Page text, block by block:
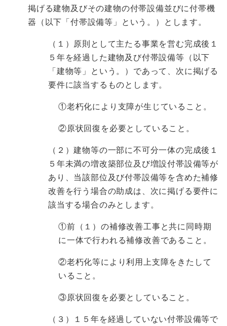
掲げる建物及びその建物の付帯設備並びに付帯機
器（以下「付帯設備等」という。）とします。
（１）原則として主たる事業を営む完成後１
５年を経過した建物及び付帯設備等（以下
「建物等」という。）であって、次に掲げる
要件に該当するものとします。
①老朽化により支障が生じていること。
②原状回復を必要としていること。
（２）建物等の一部に不可分一体の完成後１
５年未満の増改築部位及び増設付帯設備等が
あり、当該部位及び付帯設備等を含めた補修
改善を行う場合の助成は、次に掲げる要件に
該当する場合のみとします。
①前（１）の補修改善工事と共に同時期
に一体で行われる補修改善であること。
②老朽化等により利用上支障をきたして
いること。
③原状回復を必要としていること。
（３）１５年を経過していない付帯設備等で